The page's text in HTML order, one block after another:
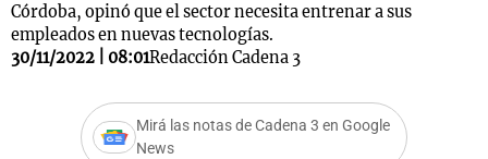
Córdoba, opinó que el sector necesita entrenar a sus
empleados en nuevas tecnologías.
30/11/2022 | 08:01Redacción Cadena 3
Mirá las notas de Cadena 3 en Google
News